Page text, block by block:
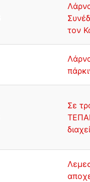
τον
Σε